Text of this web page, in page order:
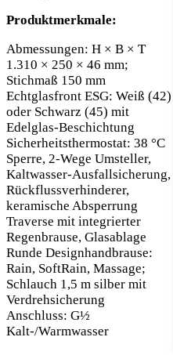
Produktmerkmale:
Abmessungen: H × B × T
1.310 × 250 × 46 mm;
Stichmaß 150 mm
Echtglasfront ESG: Weiß (42)
oder Schwarz (45) mit
Edelglas-Beschichtung
Sicherheitsthermostat: 38 °C
Sperre, 2-Wege Umsteller,
Kaltwasser-Ausfallsicherung,
Rückflussverhinderer,
keramische Absperrung
Traverse mit integrierter
Regenbrause, Glasablage
Runde Designhandbrause:
Rain, SoftRain, Massage;
Schlauch 1,5 m silber mit
Verdrehsicherung
Anschluss: G½
Kalt-/Warmwasser